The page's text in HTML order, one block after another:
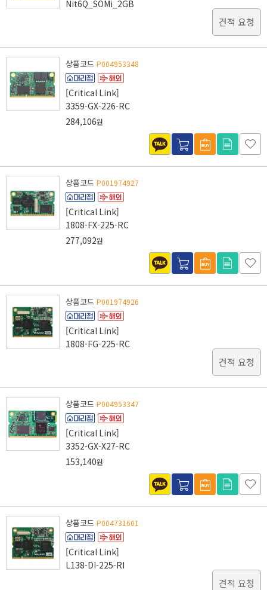
Nit6Q_SOMi_2GB
견적 요청
상품코드 P004953348
[Critical Link]
3359-GX-226-RC
284,106원
상품코드 P001974927
[Critical Link]
1808-FX-225-RC
277,092원
상품코드 P001974926
[Critical Link]
1808-FG-225-RC
견적 요청
상품코드 P004953347
[Critical Link]
3352-GX-X27-RC
153,140원
상품코드 P004731601
[Critical Link]
L138-DI-225-RI
견적 요청